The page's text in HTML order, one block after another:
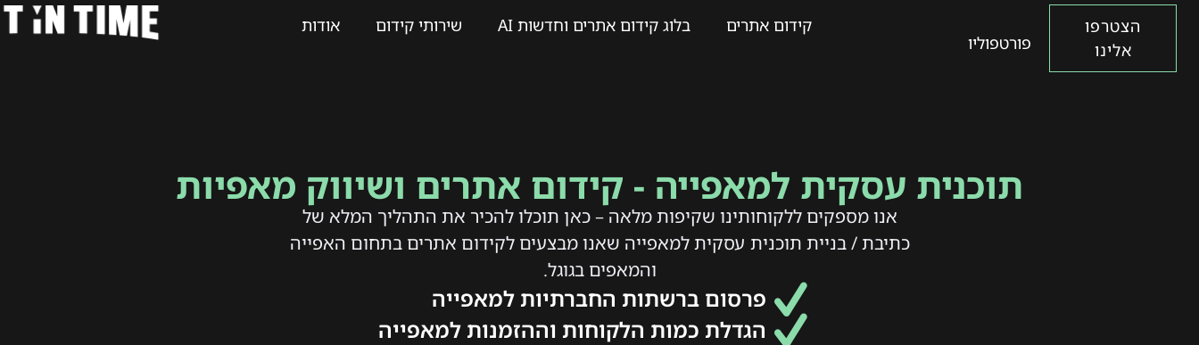
קידום אתרים בלוג קידום אתרים וחדשות AI שירותי קידום אודות
הצטרפו
אלינו
פורטפוליו
תוכנית עסקית למאפייה - קידום אתרים ושיווק מאפיות
אנו מספקים ללקוחותינו שקיפות מלאה – כאן תוכלו להכיר את התהליך המלא של
כתיבת / בניית תוכנית עסקית למאפייה שאנו מבצעים לקידום אתרים בתחום האפייה
והמאפים בגוגל.
פרסום ברשתות החברתיות למאפייה
הגדלת כמות הלקוחות וההזמנות למאפייה